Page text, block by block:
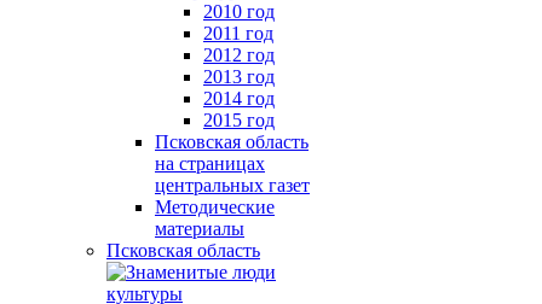
2010 год
2011 год
2012 год
2013 год
2014 год
2015 год
Псковская область
на страницах
центральных газет
Методические
материалы
Псковская область